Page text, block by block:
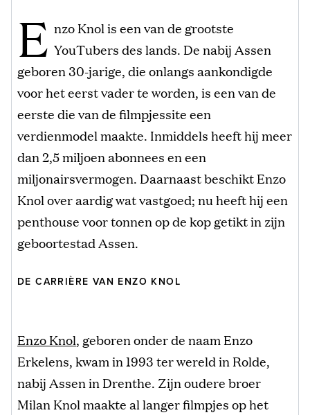
E nzo Knol is een van de grootste
YouTubers des lands. De nabij Assen
geboren 30-jarige, die onlangs aankondigde
voor het eerst vader te worden, is een van de
eerste die van de filmpjessite een
verdienmodel maakte. Inmiddels heeft hij meer
dan 2,5 miljoen abonnees en een
miljonairsvermogen. Daarnaast beschikt Enzo
Knol over aardig wat vastgoed; nu heeft hij een
penthouse voor tonnen op de kop getikt in zijn
geboortestad Assen.
DE CARRIÈRE VAN ENZO KNOL
Enzo Knol, geboren onder de naam Enzo
Erkelens, kwam in 1993 ter wereld in Rolde,
nabij Assen in Drenthe. Zijn oudere broer
Milan Knol maakte al langer filmpjes op het